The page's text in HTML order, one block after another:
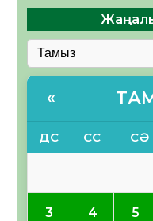
«
ДС СС СӘ
3 4 5